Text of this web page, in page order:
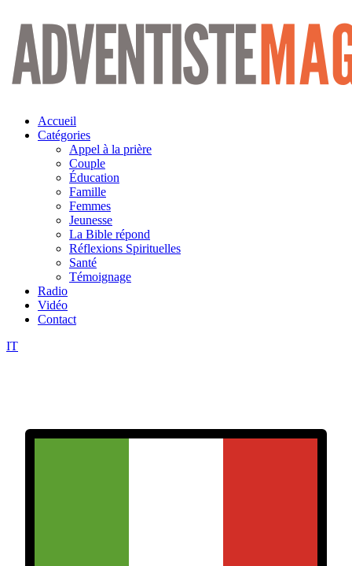
Aller
contenu
Accueil
Catégories
Appel à la prière
Couple
Éducation
Famille
Femmes
Jeunesse
La Bible répond
Réflexions Spirituelles
Santé
Témoignage
Radio
Vidéo
Contact
IT